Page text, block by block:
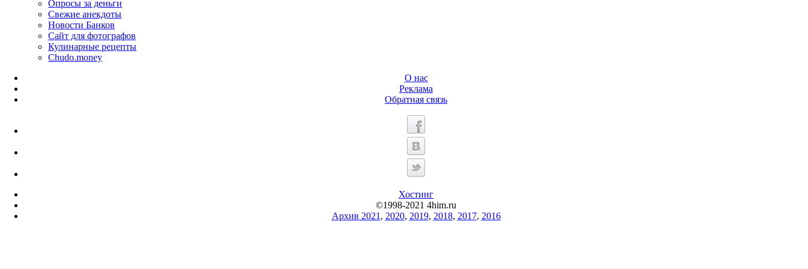
Опросы за деньги
Свежие анекдоты
Новости Банков
Сайт для фотографов
Кулинарные рецепты
Chudo.money
О нас
Реклама
Обратная связь
Хостинг
©1998-2021 4him.ru
Архив 2021 , 2020, 2019, 2018, 2017, 2016